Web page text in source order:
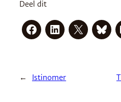
Deel dit
← Istinomer